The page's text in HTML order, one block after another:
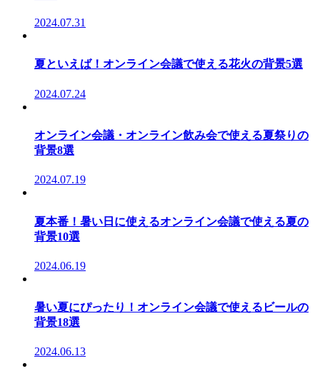
2024.07.31
夏といえば！オンライン会議で使える花火の背景5選
2024.07.24
オンライン会議・オンライン飲み会で使える夏祭りの
背景8選
2024.07.19
夏本番！暑い日に使えるオンライン会議で使える夏の
背景10選
2024.06.19
暑い夏にぴったり！オンライン会議で使えるビールの
背景18選
2024.06.13